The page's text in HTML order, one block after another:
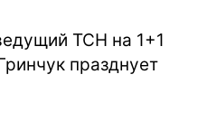
ТСН на 1+1
празднует